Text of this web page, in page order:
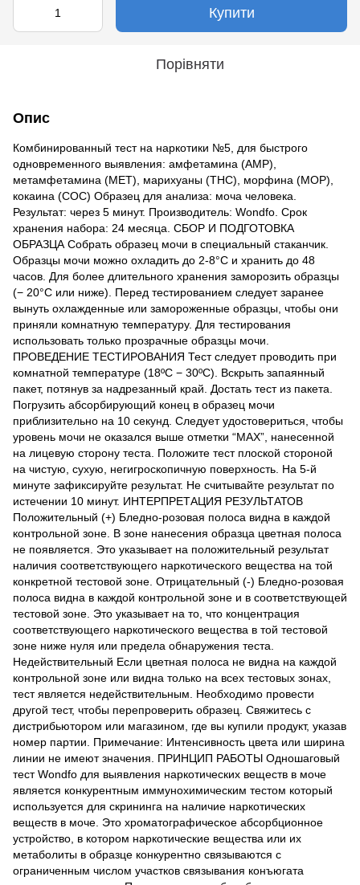
Купити
Порівняти
Опис
Комбинированный тест на наркотики №5, для быстрого
одновременного выявления: амфетамина (AMP),
метамфетамина (МЕТ), марихуаны (ТНС), морфина (МОР),
кокаина (COC) Образец для анализа: моча человека.
Результат: через 5 минут. Производитель: Wondfo. Срок
хранения набора: 24 месяца. СБОР И ПОДГОТОВКА
ОБРАЗЦА Собрать образец мочи в специальный стаканчик.
Образцы мочи можно охладить до 2-8°C и хранить до 48
часов. Для более длительного хранения заморозить образцы
(− 20°C или ниже). Перед тестированием следует заранее
вынуть охлажденные или замороженные образцы, чтобы они
приняли комнатную температуру. Для тестирования
использовать только прозрачные образцы мочи.
ПРОВЕДЕНИЕ ТЕСТИРОВАНИЯ Тест следует проводить при
комнатной температуре (18ºC − 30ºC). Вскрыть запаянный
пакет, потянув за надрезанный край. Достать тест из пакета.
Погрузить абсорбирующий конец в образец мочи
приблизительно на 10 секунд. Следует удостовериться, чтобы
уровень мочи не оказался выше отметки “MAX”, нанесенной
на лицевую сторону теста. Положите тест плоской стороной
на чистую, сухую, негигроскопичную поверхность. На 5-й
минуте зафиксируйте результат. Не считывайте результат по
истечении 10 минут. ИНТЕРПРЕТАЦИЯ РЕЗУЛЬТАТОВ
Положительный (+) Бледно-розовая полоса видна в каждой
контрольной зоне. В зоне нанесения образца цветная полоса
не появляется. Это указывает на положительный результат
наличия соответствующего наркотического вещества на той
конкретной тестовой зоне. Отрицательный (-) Бледно-розовая
полоса видна в каждой контрольной зоне и в соответствующей
тестовой зоне. Это указывает на то, что концентрация
соответствующего наркотического вещества в той тестовой
зоне ниже нуля или предела обнаружения теста.
Недействительный Если цветная полоса не видна на каждой
контрольной зоне или видна только на всех тестовых зонах,
тест является недействительным. Необходимо провести
другой тест, чтобы перепроверить образец. Свяжитесь с
дистрибьютором или магазином, где вы купили продукт, указав
номер партии. Примечание: Интенсивность цвета или ширина
линии не имеют значения. ПРИНЦИП РАБОТЫ Одношаговый
тест Wondfo для выявления наркотических веществ в моче
является конкурентным иммунохимическим тестом который
используется для скрининга на наличие наркотических
веществ в моче. Это хроматографическое абсорбционное
устройство, в котором наркотические вещества или их
метаболиты в образце конкурентно связываются с
ограниченным числом участков связывания конъюгата